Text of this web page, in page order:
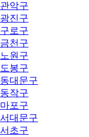
관악구
광진구
구로구
금천구
노원구
도봉구
동대문구
동작구
마포구
서대문구
서초구